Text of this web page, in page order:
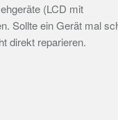
(LCD mit
Sollte ein Gerät mal
direkt reparieren.